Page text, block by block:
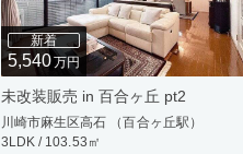
新着
5,540万円
未改装販売 in 百合ヶ丘 pt2
川崎市麻生区高石 （百合ヶ丘駅）
3LDK / 103.53㎡